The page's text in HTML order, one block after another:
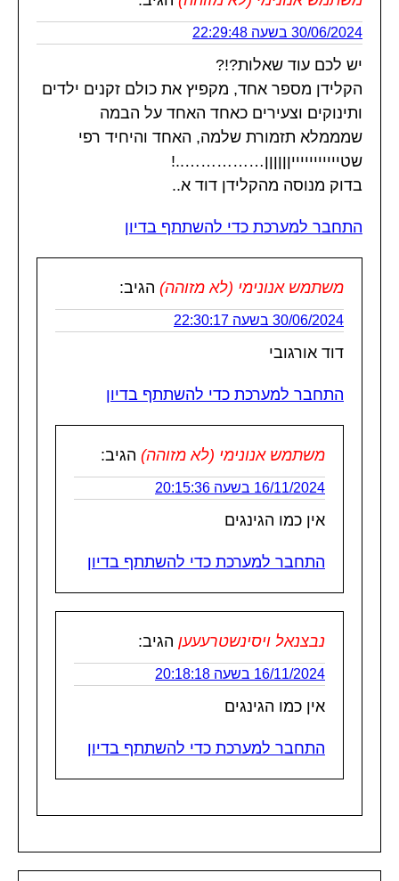
30/06/2024 בשעה 22:29:48
יש לכם עוד שאלות?!?
הקלידן מספר אחד, מקפיץ את כולם זקנים ילדים
ותינוקים וצעירים כאחד האחד על הבמה
שמממלא תזמורת שלמה, האחד והיחיד רפי
שטיייייייייייןןןןןן……………..!
בדוק מנוסה מהקלידן דוד א..
התחבר למערכת כדי להשתתף בדיון
משתמש אנונימי (לא מזוהה) הגיב:
30/06/2024 בשעה 22:30:17
דוד אורגובי
התחבר למערכת כדי להשתתף בדיון
משתמש אנונימי (לא מזוהה) הגיב:
16/11/2024 בשעה 20:15:36
אין כמו הגינגים
התחבר למערכת כדי להשתתף בדיון
נבצנאל ויסינשטרעעען הגיב:
16/11/2024 בשעה 20:18:18
אין כמו הגינגים
התחבר למערכת כדי להשתתף בדיון